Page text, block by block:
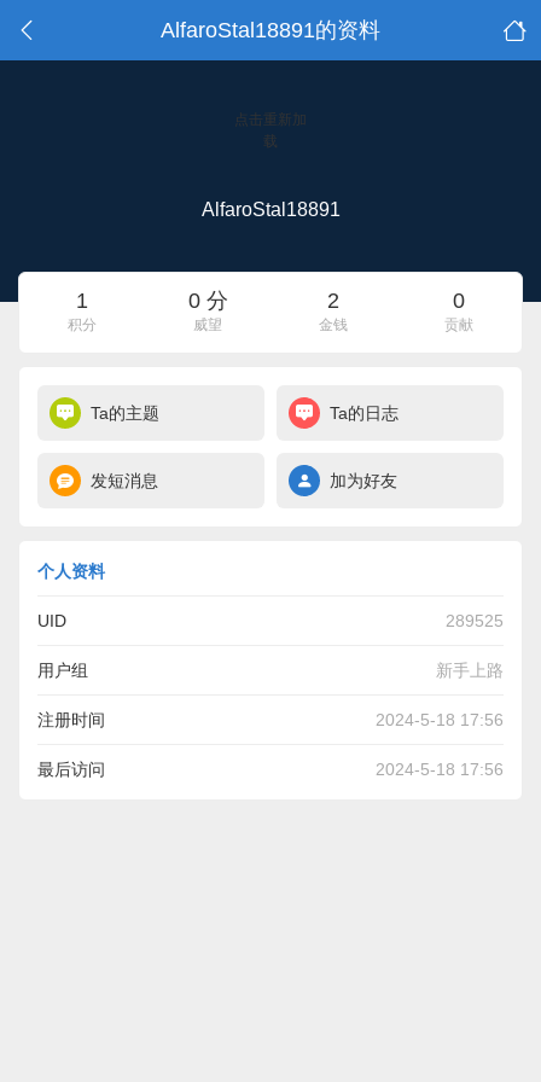
AlfaroStal18891的资料
点击重新加
载
AlfaroStal18891
1
积分
0 分
威望
2
金钱
0
贡献
Ta的主题 Ta的日志
发短消息 加为好友
个人资料
UID 289525
用户组 新手上路
注册时间 2024-5-18 17:56
最后访问 2024-5-18 17:56